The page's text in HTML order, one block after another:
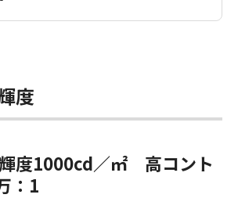
度
度1000cd／㎡ 高コント
：1